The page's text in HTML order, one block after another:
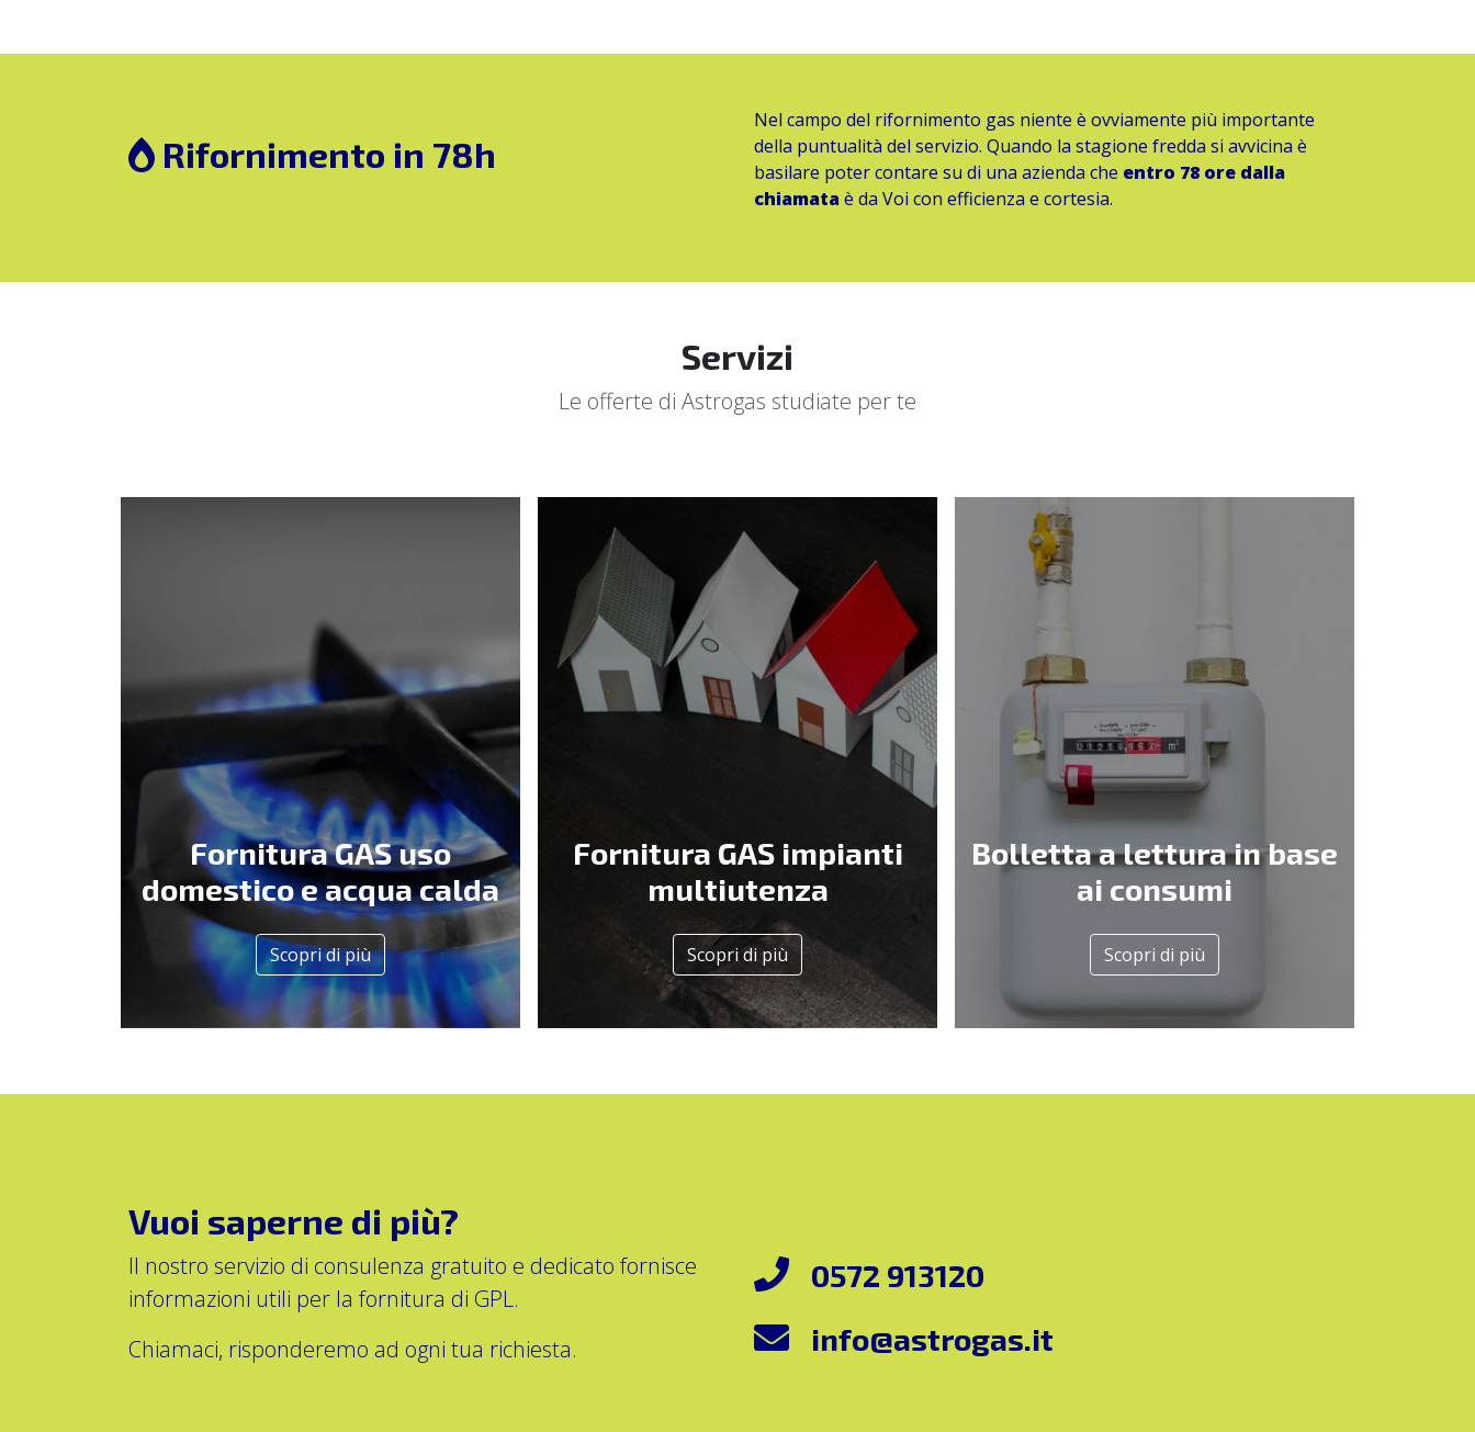
Rifornimento in 78h
Nel campo del rifornimento gas niente è ovviamente più importante
della puntualità del servizio. Quando la stagione fredda si avvicina è
basilare poter contare su di una azienda che entro 78 ore dalla
chiamataè da Voi con efficienza e cortesia.
Servizi
Le offerte di Astrogas studiate per te
Fornitura GAS uso
domestico e acqua calda
Scopri di più
Fornitura GAS impianti
multiutenza
Scopri di più
Bolletta a lettura in base
ai consumi
Scopri di più
Vuoi saperne di più?
Il nostro servizio di consulenza gratuito e dedicato fornisce
informazioni utili per la fornitura di GPL.
Chiamaci, risponderemo ad ogni tua richiesta.
0572 913120
info@astrogas.it